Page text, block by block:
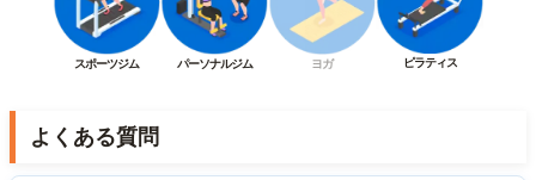
スポーツジム パーソナルジム ヨガ ピラティス
よくある質問